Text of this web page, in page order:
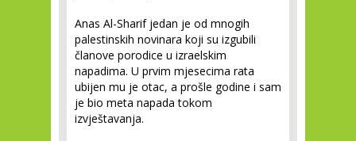
Anas Al-Sharif jedan je od mnogih
palestinskih novinara koji su izgubili
članove porodice u izraelskim
napadima. U prvim mjesecima rata
ubijen mu je otac, a prošle godine i sam
je bio meta napada tokom
izvještavanja.